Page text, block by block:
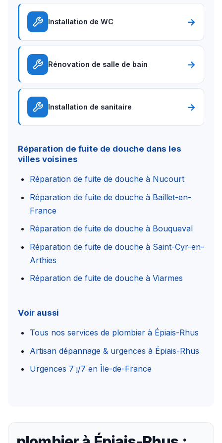
Installation de WC →
Rénovation de salle de bain →
Installation de sanitaire →
Réparation de fuite de douche dans les
villes voisines
Réparation de fuite de douche à Nucourt
Réparation de fuite de douche à Baillet-en-
France
Réparation de fuite de douche à Bouqueval
Réparation de fuite de douche à Saint-Cyr-en-
Arthies
Réparation de fuite de douche à Viarmes
Voir aussi
Tous nos services de plombier à Épiais-Rhus
Artisan dépannage & urgences à Épiais-Rhus
Urgences 7 j/7 en Île-de-France